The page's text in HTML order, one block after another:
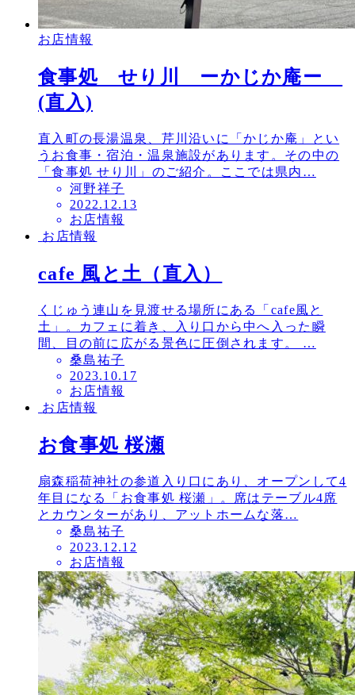
お店情報
食事処 せり川 ーかじか庵ー
(直入)
直入町の長湯温泉、芹川沿いに「かじか庵」とい
うお食事・宿泊・温泉施設があります。その中の
「食事処 せり川」のご紹介。ここでは県内…
河野祥子
投
稿
日
2022.12.13
お店情報
お店情報
cafe 風と土（直入）
くじゅう連山を見渡せる場所にある「cafe風と
土」。カフェに着き、入り口から中へ入った瞬
間、目の前に広がる景色に圧倒されます。 …
桑島祐子
投
稿
日
2023.10.17
お店情報
お店情報
お食事処 桜瀬
扇森稲荷神社の参道入り口にあり、オープンして4
年目になる「お食事処 桜瀬」。席はテーブル4席
とカウンターがあり、アットホームな落…
桑島祐子
投
稿
日
2023.12.12
お店情報